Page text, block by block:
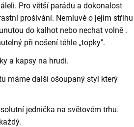
Pro větší parádu a dokonalost
prošívání. Nemluvě o jejím střihu
do kalhot nebo nechat volně .
při nošení téhle ,,topky".
a kapsy na hrudi.
máme další ošoupaný styl který
jednička na světovém trhu.